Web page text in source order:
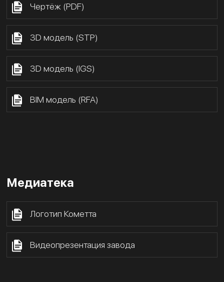
Чертёж (PDF)
3D модель (STP)
3D модель (IGS)
BIM модель (RFA)
Медиатека
Логотип Кометта
Видеопрезентация завода